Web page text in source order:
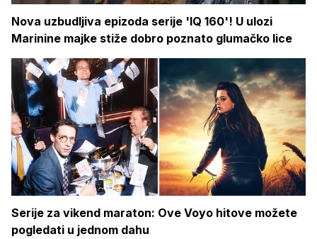
Nova uzbudljiva epizoda serije 'IQ 160'! U ulozi
Marinine majke stiže dobro poznato glumačko lice
Serije za vikend maraton: Ove Voyo hitove možete
pogledati u jednom dahu